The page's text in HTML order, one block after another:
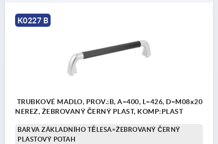
K0227 B
TRUBKOVÉ MADLO, PROV.:B, A=400, L=426, D=M08x20
NEREZ, ŽEBROVANÝ ČERNÝ PLAST, KOMP:PLAST
BARVA ZÁKLADNÍHO TĚLESA=ŽEBROVANÝ ČERNÝ
PLASTOVÝ POTAH